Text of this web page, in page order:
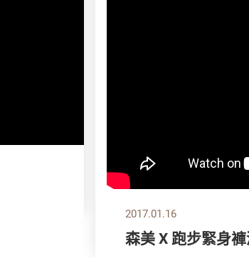
2017.01.16
森美 X 跑步緊身